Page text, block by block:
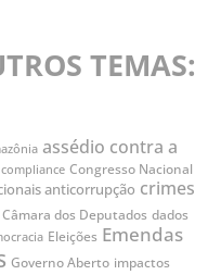
TEMAS:
assédio contra a
compliance Congresso Nacional
anticorrupção crimes
Câmara dos Deputados dados
Eleições Emendas
Governo Aberto impactos